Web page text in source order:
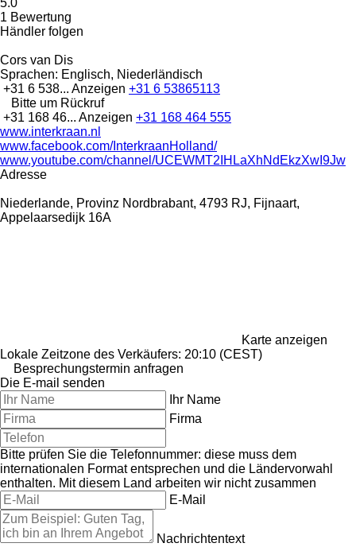
1 Bewertung
Händler folgen
Cors van Dis
Sprachen: Englisch, Niederländisch
+31 6 538... Anzeigen +31 6 53865113
Bitte um Rückruf
+31 168 46... Anzeigen +31 168 464 555
www.interkraan.nl
www.facebook.com/InterkraanHolland/
www.youtube.com/channel/UCEWMT2IHLaXhNdEkzXwI9Jw
Adresse
Niederlande, Provinz Nordbrabant, 4793 RJ, Fijnaart,
Appelaarsedijk 16A
Karte anzeigen
Lokale Zeitzone des Verkäufers: 20:10 (CEST)
Besprechungstermin anfragen
Die E-mail senden
Ihr Name
Firma
Bitte prüfen Sie die Telefonnummer: diese muss dem
internationalen Format entsprechen und die Ländervorwahl
enthalten. Mit diesem Land arbeiten wir nicht zusammen
E-Mail
Nachrichtentext